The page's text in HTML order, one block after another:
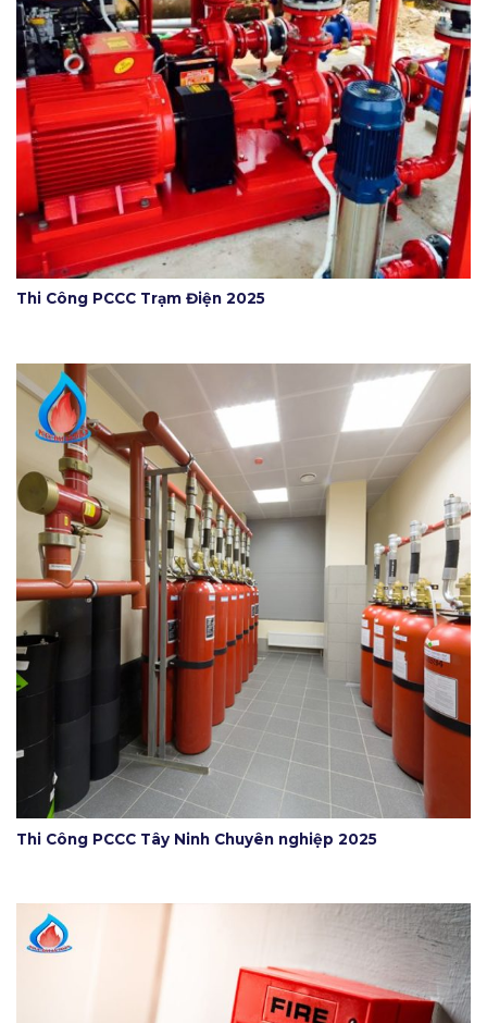
Thi Công PCCC Trạm Điện 2025
Thi Công PCCC Tây Ninh Chuyên nghiệp 2025